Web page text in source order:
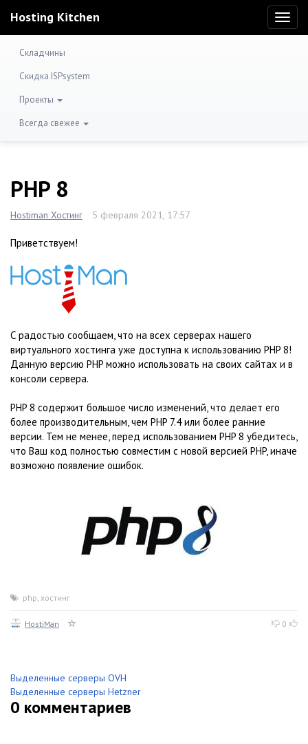
Hosting Kitchen
Складчины
Скидка ISPsystem
Проекты
Всегда свежее
PHP 8
Hostiman Хостинг 5 февраля 2021, 17:57
Приветствуем!
С радостью сообщаем, что на всех серверах нашего
виртуального хостинга уже доступна к использованию PHP 8!
Данную версию PHP можно использовать на своих сайтах и в
консоли сервера.
PHP 8 содержит большое число изменений, что делает его
более производительным, чем PHP 7.4 или более ранние
версии. Тем не менее, перед использованием PHP 8 убедитесь,
что Ваш код полностью совместим с новой версией PHP, иначе
возможно появление ошибок.
php, хостинг
HostiMan 0
Выделенные серверы OVH
Выделенные серверы Hetzner
0 комментариев